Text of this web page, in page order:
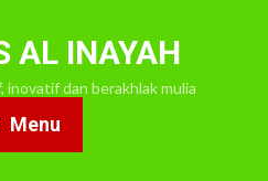
AL INAYAH
inovatif dan berakhlak mulia
Menu